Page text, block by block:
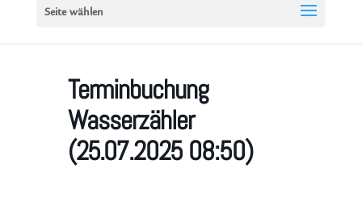
Seite wählen
Terminbuchung
Wasserzähler
(25.07.2025 08:50)